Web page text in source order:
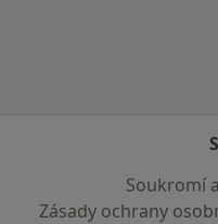
Soukromí
Zásady ochrany